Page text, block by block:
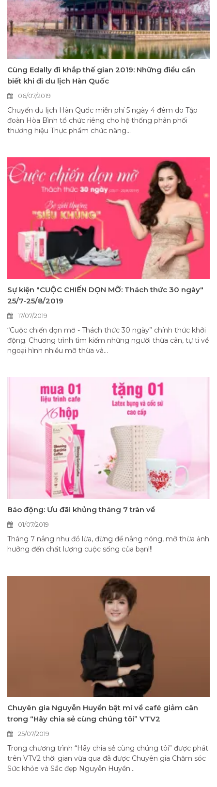
Cùng Edally đi khắp thế gian 2019: Những điều cần
biết khi đi du lịch Hàn Quốc
06/07/2019
Chuyến du lịch Hàn Quốc miễn phí 5 ngày 4 đêm do Tập
đoàn Hòa Bình tổ chức riêng cho hệ thống phân phối
thương hiệu Thực phẩm chức năng...
Sự kiện "CUỘC CHIẾN DỌN MỠ: Thách thức 30 ngày"
25/7-25/8/2019
17/07/2019
“Cuộc chiến dọn mỡ - Thách thức 30 ngày” chính thức khởi
động. Chương trình tìm kiếm những người thừa cân, tự ti về
ngoại hình nhiều mỡ thừa và...
Báo động: Ưu đãi khủng tháng 7 tràn về
01/07/2019
Tháng 7 nắng như đổ lửa, đừng để nắng nóng, mỡ thừa ảnh
hưởng đến chất lượng cuộc sống của bạn!!!
Chuyên gia Nguyễn Huyền bật mí về café giảm cân
trong “Hãy chia sẻ cùng chúng tôi” VTV2
25/07/2019
Trong chương trình “Hãy chia sẻ cùng chúng tôi” được phát
trên VTV2 thời gian vừa qua đã được Chuyên gia Chăm sóc
Sức khỏe và Sắc đẹp Nguyễn Huyền...